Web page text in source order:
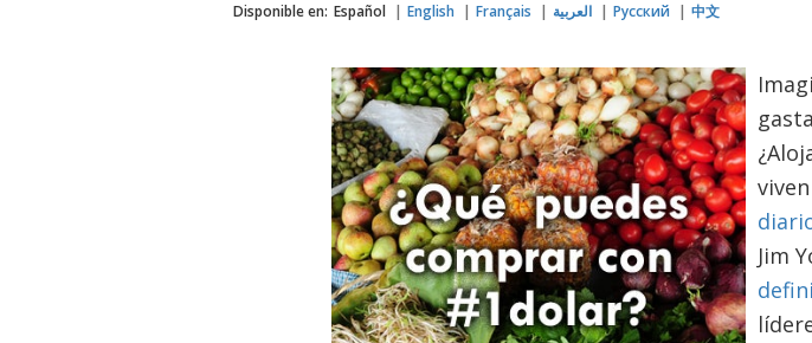
Disponible en: Español English Français العربية Русский 中文
Jim